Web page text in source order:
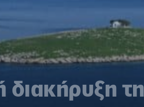
διακήρυξη